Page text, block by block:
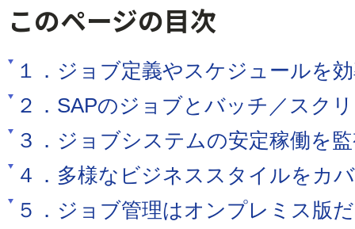
このページの目次
１．ジョブ定義やスケジュールを
２．SAPのジョブとバッチ／スク
３．ジョブシステムの安定稼働を
４．多様なビジネススタイルをカ
５．ジョブ管理はオンプレミス版